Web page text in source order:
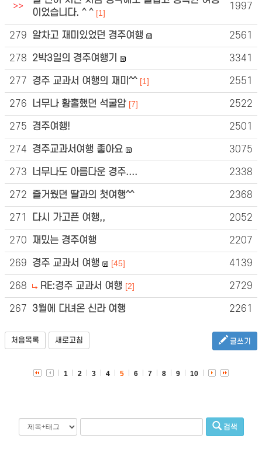
>>
이었습니다. ^ ^ [1]
1997
279 알차고 재미있었던 경주여행 2561
278 2박3일의 경주여행기 3341
277 경주 교과서 여행의 재미^^ [1] 2551
276 너무나 황홀했던 석굴암 [7] 2522
275 경주여행! 2501
274 경주교과서여행 좋아요 3075
273 너무나도 아름다운 경주.... 2338
272 즐거웠던 딸과의 첫여행^^ 2368
271 다시 가고픈 여행,, 2052
270 재밌는 경주여행 2207
269 경주 교과서 여행 [45] 4139
268 RE:경주 교과서 여행 [2] 2729
267 3월에 다녀온 신라 여행 2261
처음목록 새로고침 글쓰기
1 2 3 4 5 6 7 8 9 10
검색